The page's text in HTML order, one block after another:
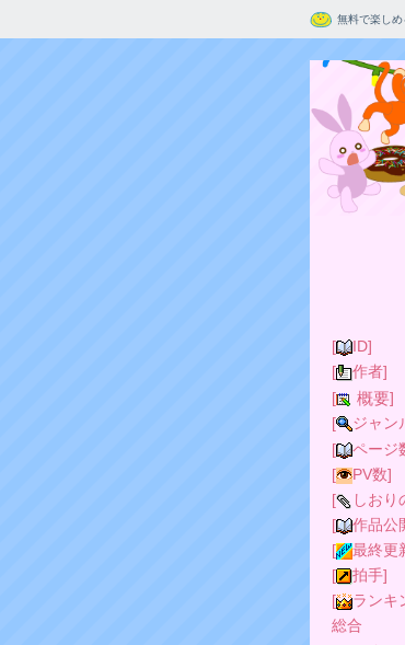
無料で楽し
[ ID]
[
作者]
[
概要]
[
ジャン
[
ページ
[
PV数]
[
しおり
[
作品公
[
最終更
[
拍手]
[
ランキ
総合